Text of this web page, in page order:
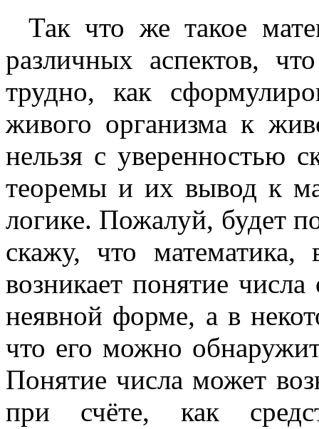
Так что же такое
различных аспектов,
трудно, как
живого организма к
нельзя с уверенностью
теоремы и их вывод к
логике. Пожалуй, будет
скажу, что математика,
возникает понятие
неявной форме, а в
что его можно
Понятие числа может
при счёте, как